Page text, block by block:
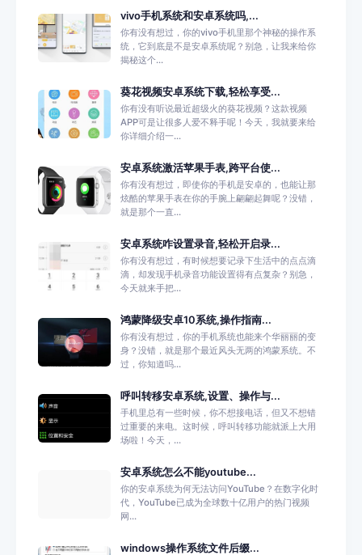
vivo手机系统和安卓系统吗,...
你有没有想过，你的vivo手机里那个神秘的操作系
统，它到底是不是安卓系统呢？别急，让我来给你
揭秘这个...
葵花视频安卓系统下载,轻松享受...
你有没有听说最近超级火的葵花视频？这款视频
APP可是让很多人爱不释手呢！今天，我就要来给
你详细介绍一...
安卓系统激活苹果手表,跨平台使...
你有没有想过，即使你的手机是安卓的，也能让那
炫酷的苹果手表在你的手腕上翩翩起舞呢？没错，
就是那个一直...
安卓系统咋设置录音,轻松开启录...
你有没有想过，有时候想要记录下生活中的点点滴
滴，却发现手机录音功能设置得有点复杂？别急，
今天就来手把...
鸿蒙降级安卓10系统,操作指南...
你有没有想过，你的手机系统也能来个华丽丽的变
身？没错，就是那个最近风头无两的鸿蒙系统。不
过，你知道吗...
呼叫转移安卓系统,设置、操作与...
手机里总有一些时候，你不想接电话，但又不想错
过重要的来电。这时候，呼叫转移功能就派上大用
场啦！今天，...
安卓系统怎么不能youtube...
你的安卓系统为何无法访问YouTube？在数字化时
代，YouTube已成为全球数十亿用户的热门视频
网...
windows操作系统文件后缀...